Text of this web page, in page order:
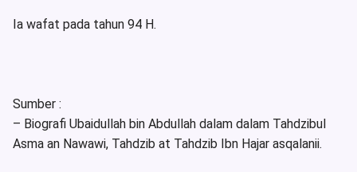
Ia wafat pada tahun 94 H.
Sumber :
– Biografi Ubaidullah bin Abdullah dalam dalam Tahdzibul
Asma an Nawawi, Tahdzib at Tahdzib Ibn Hajar asqalanii.